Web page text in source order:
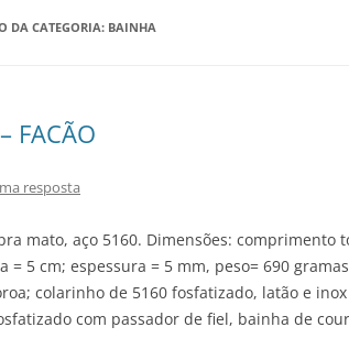
DA CATEGORIA: BAINHA
FACÃO
resposta
mato, aço 5160. Dimensões: comprimento
= 5 cm; espessura = 5 mm, peso= 690
colarinho de 5160 fosfatizado, latão e
com passador de fiel, bainha de